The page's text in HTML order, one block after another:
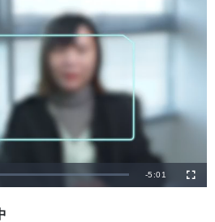
剩
-5:01
全
螢